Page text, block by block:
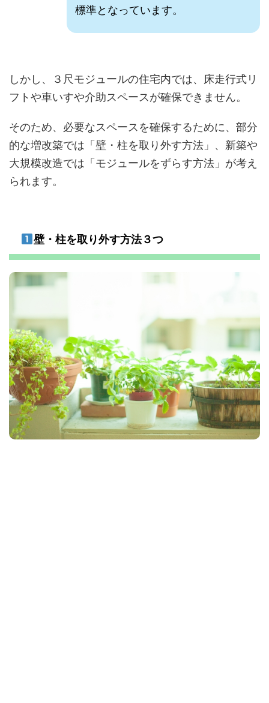
標準となっています。
しかし、３尺モジュールの住宅内では、床走行式リ
フトや車いすや介助スペースが確保できません。
そのため、必要なスペースを確保するために、部分
的な増改築では「壁・柱を取り外す方法」、新築や
大規模改造では「モジュールをずらす方法」が考え
られます。
壁・柱を取り外す方法３つ